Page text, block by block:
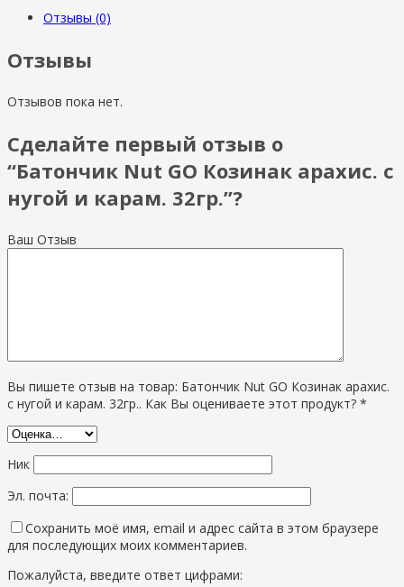
Отзывы (0)
Отзывы
Отзывов пока нет.
Сделайте первый отзыв о
“Батончик Nut GO Козинак арахис. с
нугой и карам. 32гр.”?
Ваш Отзыв
Вы пишете отзыв на товар: Батончик Nut GO Козинак арахис.
с нугой и карам. 32гр.. Как Вы оцениваете этот продукт? *
Ник
Эл. почта:
Сохранить моё имя, email и адрес сайта в этом браузере
для последующих моих комментариев.
Пожалуйста, введите ответ цифрами: